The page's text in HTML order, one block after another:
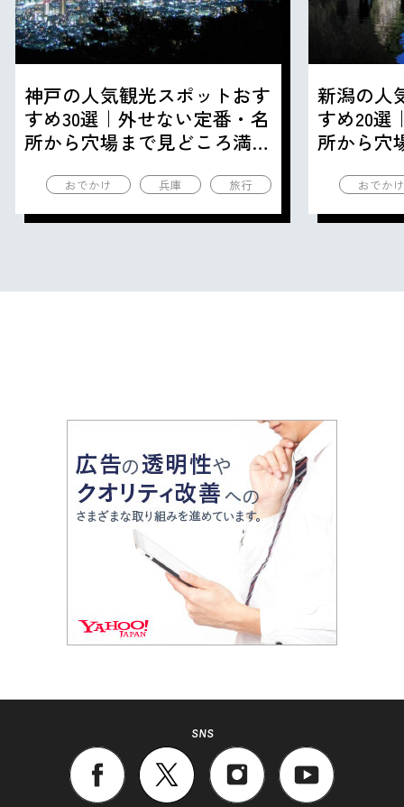
神戸の人気観光スポットおす
すめ30選｜外せない定番・名
所から穴場まで見どころ満載
おでかけ 兵庫 旅行
新潟の人
すめ20選
所から穴
おでか
SNS